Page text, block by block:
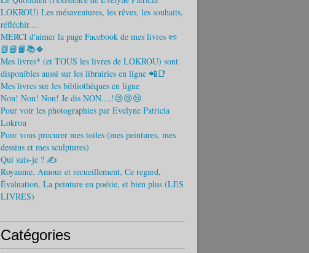
LOKROU) Les mésaventures, les rêves, les souhaits,
réfléchir....
MERCI d'aimer la page Facebook de mes livres 📜
📗📘📙📚🍀
Mes livres* (et TOUS les livres de LOKROU) sont
disponibles aussi sur les librairies en ligne 📲📑
Mes livres sur les bibliothèques en ligne
Non! Non! Non! Je dis NON....!😢😢😢
Pour voir les photographies par Evelyne Patricia
Lokrou
Pour vous procurer mes toiles (mes peintures, mes
dessins et mes sculptures)
Qui suis-je ? ✍
Royaume, Amour et recueillement, Ce regard,
Évaluation, La peinture en poésie, et bien plus (LES
LIVRES)
Catégories